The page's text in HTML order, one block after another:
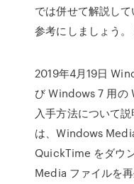
では併せて解説し
参考にしましょう
2019年4月19日
び Windows 7 用の
入手方法について
は、Windows
QuickTime をダウ
Media ファイルを